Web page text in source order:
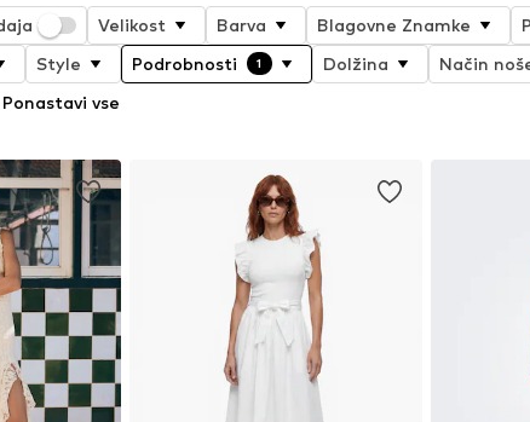
Velikost Barva Blagovne Znamke
Style Podrobnosti 1 Dolžina Način
Ponastavi vse